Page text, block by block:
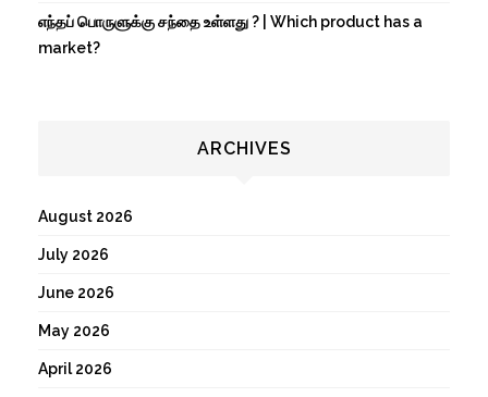
எந்தப் பொருளுக்கு சந்தை உள்ளது ? | Which product has a
market?
ARCHIVES
August 2026
July 2026
June 2026
May 2026
April 2026